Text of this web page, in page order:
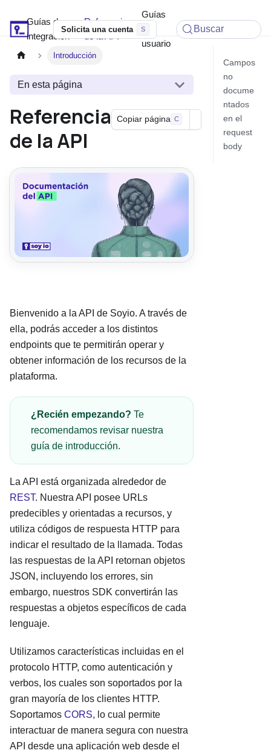
Soyio Docs
Guías de
integración
Referencia
de la API
Guías
de
usuario
Solicita una cuenta Buscar
Introducción
En esta página
Referencia
de la API
Copiar página C
Bienvenido a la API de Soyio. A través de
ella, podrás acceder a los distintos
endpoints que te permitirán operar y
obtener información de los recursos de la
plataforma.
¿Recién empezando? Te
recomendamos revisar nuestra
guía de introducción.
La API está organizada alrededor de
REST. Nuestra API posee URLs
predecibles y orientadas a recursos, y
utiliza códigos de respuesta HTTP para
indicar el resultado de la llamada. Todas
las respuestas de la API retornan objetos
JSON, incluyendo los errores, sin
embargo, nuestros SDK convertirán las
respuestas a objetos específicos de cada
lenguaje.
Utilizamos características incluidas en el
protocolo HTTP, como autenticación y
verbos, los cuales son soportados por la
gran mayoría de los clientes HTTP.
Soportamos CORS, lo cual permite
interactuar de manera segura con nuestra
API desde una aplicación web desde el
Campos
no
docume
ntados
en el
request
body